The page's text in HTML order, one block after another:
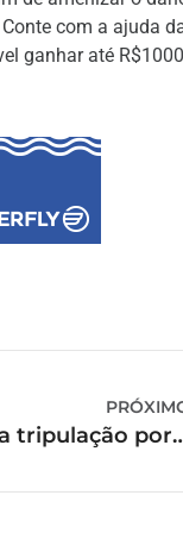
com a ajuda
ganhar até R$1000
Desentendimentos com a